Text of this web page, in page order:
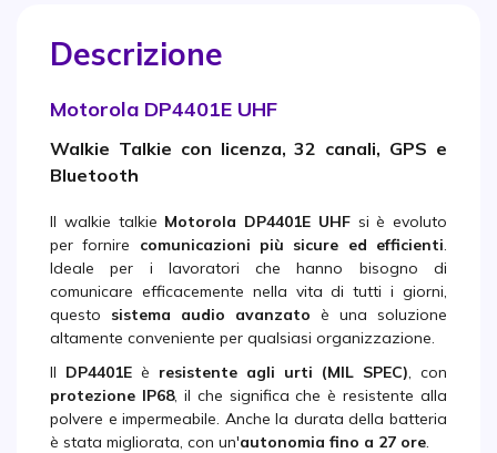
Descrizione
Motorola DP4401E UHF
Walkie Talkie con licenza, 32 canali, GPS e
Bluetooth
Il walkie talkie Motorola DP4401E UHFsi è evoluto
per fornire comunicazioni più sicure ed efficienti.
Ideale per i lavoratori che hanno bisogno di
comunicare efficacemente nella vita di tutti i giorni,
questo sistema audio avanzato è una soluzione
altamente conveniente per qualsiasi organizzazione.
Il DP4401E è resistente agli urti (MIL SPEC), con
protezione IP68, il che significa che è resistente alla
polvere e impermeabile. Anche la durata della batteria
è stata migliorata, con un'autonomia fino a 27 ore.